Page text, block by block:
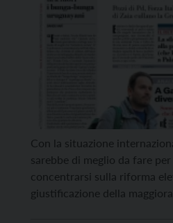
Con la situazione
sarebbe di meglio da fare
concentrarsi sulla riforma
giustificazione della